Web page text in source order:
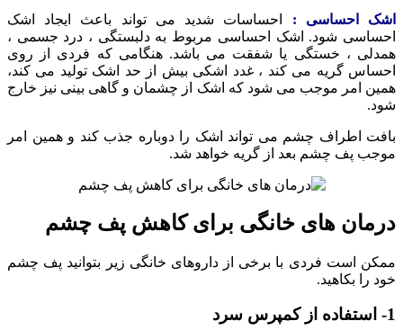
اشک احساسی : احساسات شدید می تواند باعث ایجاد اشک
احساسی شود. اشک احساسی مربوط به دلبستگی ، درد جسمی ،
همدلی ، خستگی یا شفقت می باشد. هنگامی که فردی از روی
احساس گریه می کند ، غدد اشکی بیش از حد اشک تولید می کند،
همین امر موجب می شود که اشک از چشمان و گاهی بینی نیز خارج
شود.
بافت اطراف چشم می تواند اشک را دوباره جذب کند و همین امر
موجب پف چشم بعد از گریه خواهد شد.
درمان های خانگی برای کاهش پف چشم
ممکن است فردی با برخی از داروهای خانگی زیر بتوانید پف چشم
خود را بکاهید.
1- استفاده از کمپرس سرد